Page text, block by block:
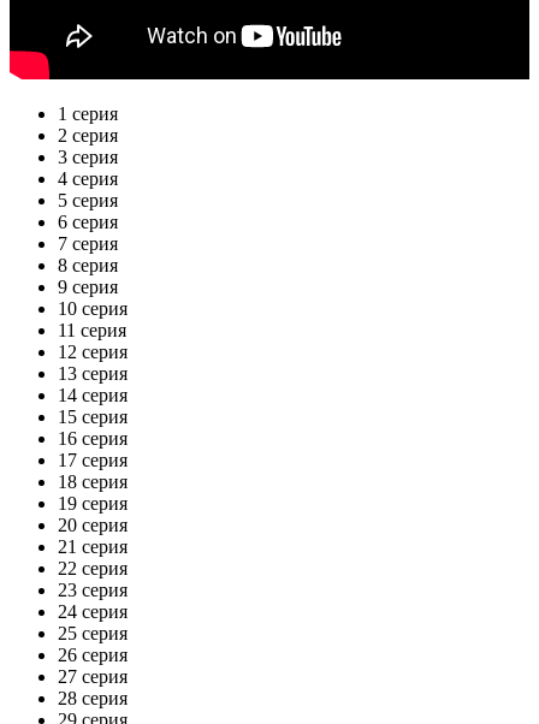
1 серия
2 серия
3 серия
4 серия
5 серия
6 серия
7 серия
8 серия
9 серия
10 серия
11 серия
12 серия
13 серия
14 серия
15 серия
16 серия
17 серия
18 серия
19 серия
20 серия
21 серия
22 серия
23 серия
24 серия
25 серия
26 серия
27 серия
28 серия
29 серия